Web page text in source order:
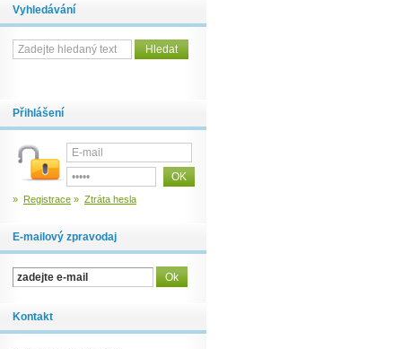
Vyhledávání
Přihlášení
» Registrace » Ztráta hesla
E-mailový zpravodaj
Kontakt